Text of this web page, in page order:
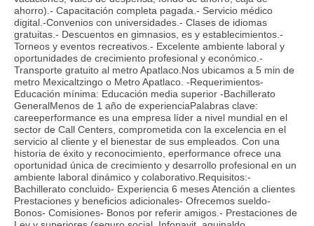
ahorro).- Capacitación completa pagada.- Servicio médico
digital.-Convenios con universidades.- Clases de idiomas
gratuitas.- Descuentos en gimnasios, es y establecimientos.-
Torneos y eventos recreativos.- Excelente ambiente laboral y
oportunidades de crecimiento profesional y económico.-
Transporte gratuito al metro Apatlaco.Nos ubicamos a 5 min de
metro Mexicaltzingo o Metro Apatlaco. -Requerimientos-
Educación mínima: Educación media superior -Bachillerato
GeneralMenos de 1 año de experienciaPalabras clave:
careeperformance es una empresa líder a nivel mundial en el
sector de Call Centers, comprometida con la excelencia en el
servicio al cliente y el bienestar de sus empleados. Con una
historia de éxito y reconocimiento, eperformance ofrece una
oportunidad única de crecimiento y desarrollo profesional en un
ambiente laboral dinámico y colaborativo.Requisitos:-
Bachillerato concluido- Experiencia 6 meses Atención a clientes
Prestaciones y beneficios adicionales- Ofrecemos sueldo-
Bonos- Comisiones- Bonos por referir amigos.- Prestaciones de